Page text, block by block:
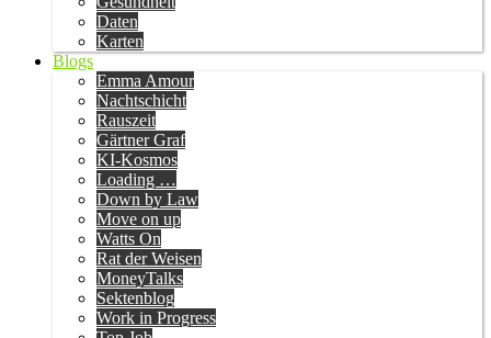
Daten
Karten
Blogs
Emma Amour
Nachtschicht
Rauszeit
Gärtner Graf
KI-Kosmos
Loading …
Down by Law
Move on up
Watts On
Rat der Weisen
MoneyTalks
Sektenblog
Work in Progress